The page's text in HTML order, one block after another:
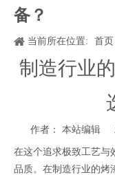
备？
当前所在位置: 首页
该如何选择设备？
制造行业
作者： 本站编辑
在这个追求极致工艺与
品质。在制造行业的烤